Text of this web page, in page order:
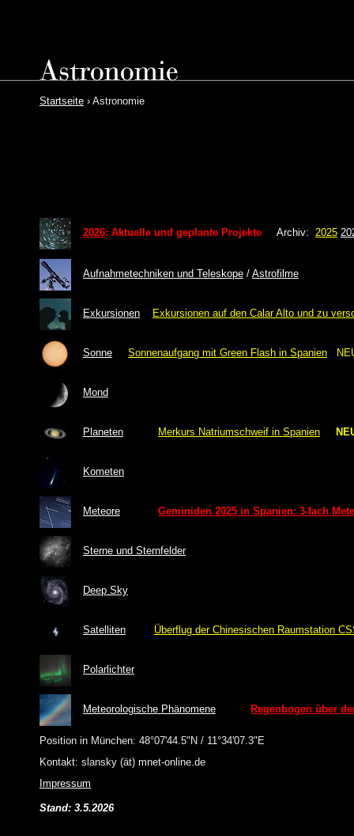
Startseite › Astronomie
2026: Aktuelle und geplante Projekte Archiv: 2025
Aufnahmetechniken und Teleskope / Astrofilme
Exkursionen Exkursionen auf den Calar Alto und zu
Sonne Sonnenaufgang mit Green Flash in Spanien
Mond
Planeten Merkurs Natriumschweif in Spanien
Kometen
Meteore Geminiden 2025 in Spanien: 3-fach
Sterne und Sternfelder
Deep Sky
Satelliten Überflug der Chinesischen Raumstation
Polarlichter
Meteorologische Phänomene Regenbogen über
Position in München: 48°07'44.5"N / 11°34'07.3"E
Kontakt: slansky (ät) mnet-online.de
Impressum
Stand: 3.5.2026